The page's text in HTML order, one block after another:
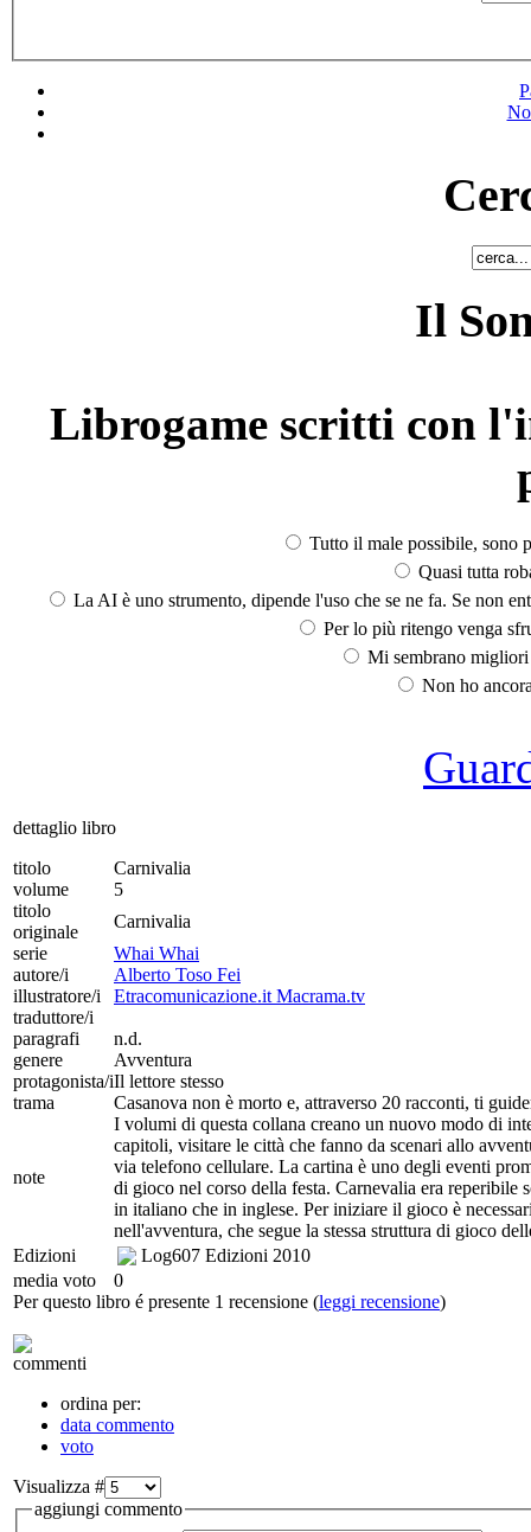
Il
Librogame scritti con
Tutto il male possibile, sono
Quasi tutta
La AI è uno strumento, dipende l'uso che se ne fa. Se non
Per lo più ritengo venga
Mi sembrano
Non ho
dettaglio libro
titolo
Carnivalia
volume
5
titolo
originale
Carnivalia
serie
Whai Whai
autore/i
Alberto Toso Fei
illustratore/i
Etracomunicazione.it Macrama.tv
traduttore/i
paragrafi
n.d.
genere
Avventura
protagonista/iIl lettore stesso
trama
Casanova non è morto e, attraverso 20 racconti, ti
note
I volumi di questa collana creano un nuovo modo di
capitoli, visitare le città che fanno da scenari allo
via telefono cellulare. La cartina è uno degli eventi
di gioco nel corso della festa. Carnevalia era reperibile
in italiano che in inglese. Per iniziare il gioco è
nell'avventura, che segue la stessa struttura di gioco
Edizioni
Log607 Edizioni 2010
media voto
0
Per questo libro é presente 1 recensione (leggi recensione)
commenti
ordina per:
data commento
voto
Visualizza #
aggiungi commento